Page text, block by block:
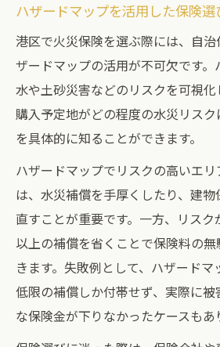
ハザードマップを活用した保険選
港区で火災保険を選ぶ際には、自
ザードマップの活用が不可欠です
水や土砂災害などのリスクを可視
購入予定地がどの程度の水災リス
を具体的に知ることができます。
ハザードマップでリスクの高いエ
は、水災補償を手厚くしたり、建
直すことが重要です。一方、リス
以上の補償を省くことで保険料の
きます。失敗例として、ハザード
低限の補償しか付帯せず、実際に
な保険金が下りなかったケースもあ